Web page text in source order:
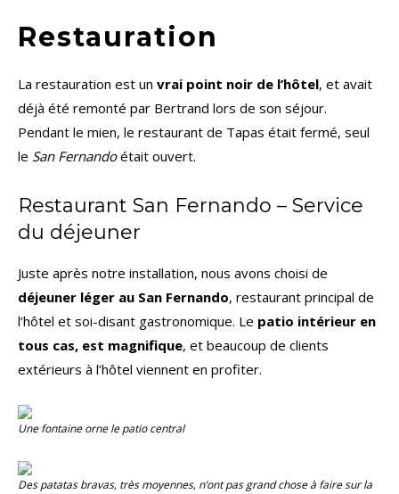
Restauration
La restauration est un vrai point noir de l’hôtel, et avait
déjà été remonté par Bertrand lors de son séjour.
Pendant le mien, le restaurant de Tapas était fermé, seul
le San Fernandoétait ouvert.
Restaurant San Fernando – Service
du déjeuner
Juste après notre installation, nous avons choisi de
déjeuner léger au San Fernando, restaurant principal de
l’hôtel et soi-disant gastronomique. Le patio intérieur en
tous cas, est magnifique, et beaucoup de clients
extérieurs à l’hôtel viennent en profiter.
Une fontaine orne le patio central
Des patatas bravas, très moyennes, n’ont pas grand chose à faire sur la